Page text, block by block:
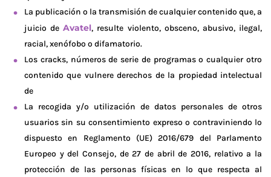
La publicación o la transmisión de cualquier contenido que, a
juicio deAvatel, resulte violento, obsceno, abusivo, ilegal,
racial, xenófobo o difamatorio.
Los cracks, números de serie de programas o cualquier otro
contenido que vulnere derechos de la propiedad intelectual
de
La recogida y/o utilización de datos personales de otros
usuarios sin su consentimiento expreso o contraviniendo lo
dispuesto en Reglamento (UE) 2016/679 del Parlamento
Europeo y del Consejo, de 27 de abril de 2016, relativo a la
protección de las personas físicas en lo que respecta al